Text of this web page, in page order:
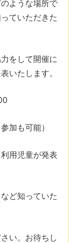
ような場所で
ていただきた
をして開催に
いたします。
加も可能）
用児童が発表
ど知っていた
い。お待ちし